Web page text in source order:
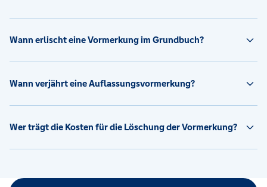
Wann erlischt eine Vormerkung im Grundbuch?
Wann verjährt eine Auflassungsvormerkung?
Wer trägt die Kosten für die Löschung der Vormerkung?